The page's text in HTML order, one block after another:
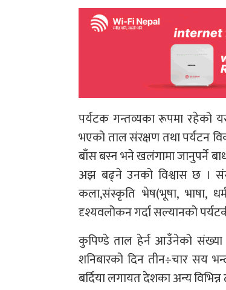
पर्यटक गन्तव्यका रूपमा रहेको
भएको ताल संरक्षण तथा पर्यटन
बाँस बस्न भने खलंगामा जानुपर्ने
अझ बढ्ने उनको विश्वास छ ।
कला,संस्कृति भेष(भूषा, भाषा,
दृश्यवलोकन गर्दा सल्यानको
कुपिण्डे ताल हेर्न आउँनेको संख्या
शनिबारको दिन तीन÷चार सय
बर्दिया लगायत देशका अन्य